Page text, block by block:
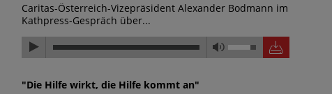
Caritas-Österreich-Vizepräsident Alexander Bodmann im
Kathpress-Gespräch über...
"Die Hilfe wirkt, die Hilfe kommt an"